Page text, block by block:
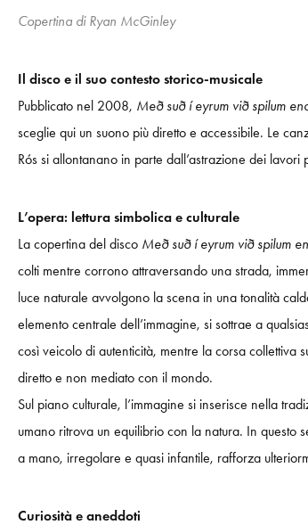
Copertina di Ryan McGinley
Il disco e il suo contesto storico-musicale
Pubblicato nel 2008, Með suð í eyrum við spilum
sceglie qui un suono più diretto e accessibile. Le
Rós si allontanano in parte dall’astrazione dei
L’opera: lettura simbolica e culturale
La copertina del disco Með suð í eyrum við spilum
colti mentre corrono attraversando una strada,
luce naturale avvolgono la scena in una tonalità
elemento centrale dell’immagine, si sottrae a
così veicolo di autenticità, mentre la corsa collettiva
diretto e non mediato con il mondo.
Sul piano culturale, l’immagine si inserisce nella
umano ritrova un equilibrio con la natura. In questo
a mano, irregolare e quasi infantile, rafforza
Curiosità e aneddoti